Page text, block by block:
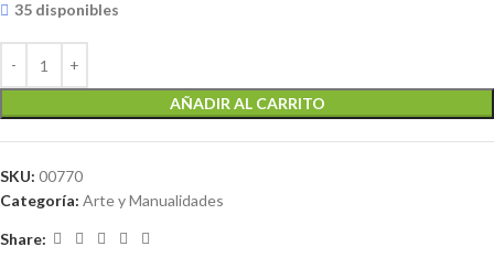
35 disponibles
AÑADIR AL CARRITO
SKU: 00770
Categoría: Arte y Manualidades
Share: